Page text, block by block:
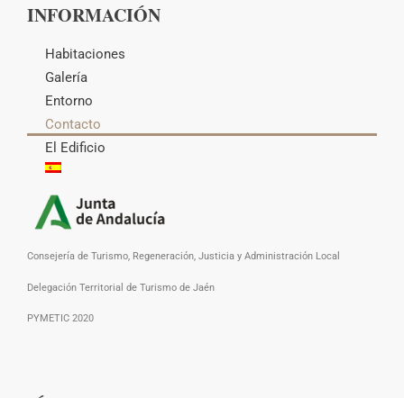
INFORMACIÓN
Habitaciones
Galería
Entorno
Contacto
El Edificio
Consejería de Turismo, Regeneración, Justicia y Administración Local
Delegación Territorial de Turismo de Jaén
PYMETIC 2020